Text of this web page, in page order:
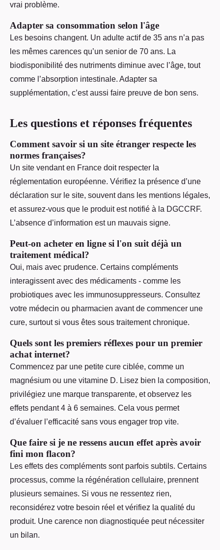
vrai problème.
Adapter sa consommation selon l'âge
Les besoins changent. Un adulte actif de 35 ans n’a pas
les mêmes carences qu’un senior de 70 ans. La
biodisponibilité des nutriments diminue avec l’âge, tout
comme l’absorption intestinale. Adapter sa
supplémentation, c’est aussi faire preuve de bon sens.
Les questions et réponses fréquentes
Comment savoir si un site étranger respecte les
normes françaises?
Un site vendant en France doit respecter la
réglementation européenne. Vérifiez la présence d’une
déclaration sur le site, souvent dans les mentions légales,
et assurez-vous que le produit est notifié à la DGCCRF.
L’absence d’information est un mauvais signe.
Peut-on acheter en ligne si l'on suit déjà un
traitement médical?
Oui, mais avec prudence. Certains compléments
interagissent avec des médicaments - comme les
probiotiques avec les immunosuppresseurs. Consultez
votre médecin ou pharmacien avant de commencer une
cure, surtout si vous êtes sous traitement chronique.
Quels sont les premiers réflexes pour un premier
achat internet?
Commencez par une petite cure ciblée, comme un
magnésium ou une vitamine D. Lisez bien la composition,
privilégiez une marque transparente, et observez les
effets pendant 4 à 6 semaines. Cela vous permet
d’évaluer l’efficacité sans vous engager trop vite.
Que faire si je ne ressens aucun effet après avoir
fini mon flacon?
Les effets des compléments sont parfois subtils. Certains
processus, comme la régénération cellulaire, prennent
plusieurs semaines. Si vous ne ressentez rien,
reconsidérez votre besoin réel et vérifiez la qualité du
produit. Une carence non diagnostiquée peut nécessiter
un bilan.